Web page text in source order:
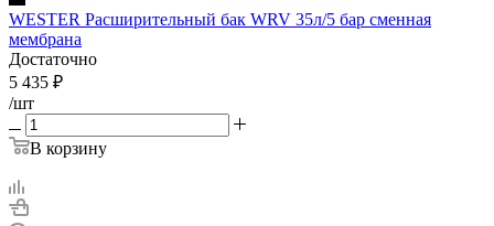
WESTER Расширительный бак WRV 35л/5 бар сменная
мембрана
Достаточно
5 435 ₽
/шт
В корзину